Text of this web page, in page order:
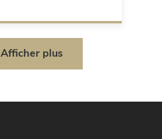
Afficher plus